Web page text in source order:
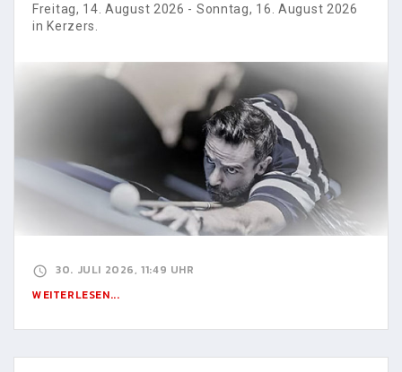
Freitag, 14. August 2026 - Sonntag, 16. August 2026
in Kerzers.
30. JULI 2026, 11:49 UHR
WEITERLESEN...